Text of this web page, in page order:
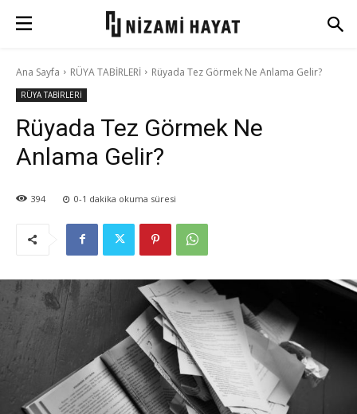
Ana Sayfa RÜYA TABİRLERİ Rüyada Tez Görmek Ne Anlama Gelir?
RÜYA TABİRLERİ
Rüyada Tez Görmek Ne
Anlama Gelir?
394 0-1 dakika okuma süresi